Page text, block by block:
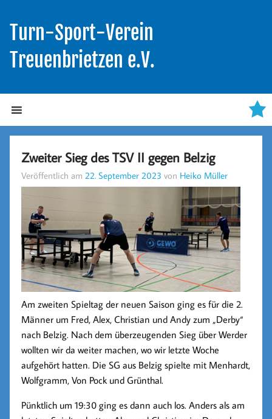
Turn-Sport-Verein
Treuenbrietzen e.V.
Zweiter Sieg des TSV II gegen Belzig
Veröffentlich am 22. September 2023 von Heiko Müller
Am zweiten Spieltag der neuen Saison ging es für die 2.
Männer um Fred, Alex, Christian und Andy zum „Derby“
nach Belzig. Nach dem überzeugenden Sieg über Werder
wollten wir da weiter machen, wo wir letzte Woche
aufgehört hatten. Die SG aus Belzig spielte mit Menhardt,
Wolfgramm, Von Pock und Grünthal.
Pünktlich um 19:30 ging es dann auch los. Anders als am